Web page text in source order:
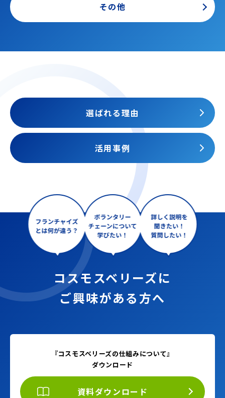
その他
選ばれる理由
活用事例
コスモスベリーズに
ご興味がある方へ
『コスモスベリーズの仕組みについて』
ダウンロード
資料ダウンロード